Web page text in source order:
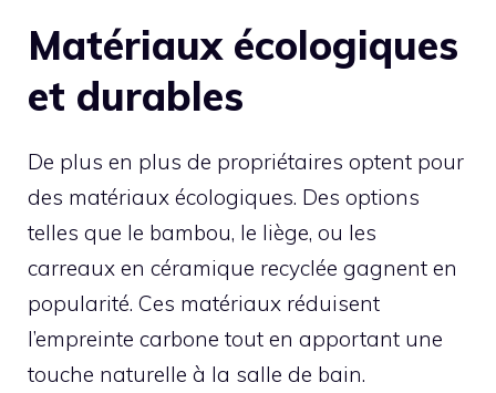
Matériaux écologiques
et durables
De plus en plus de propriétaires optent pour
des matériaux écologiques. Des options
telles que le bambou, le liège, ou les
carreaux en céramique recyclée gagnent en
popularité. Ces matériaux réduisent
l’empreinte carbone tout en apportant une
touche naturelle à la salle de bain.